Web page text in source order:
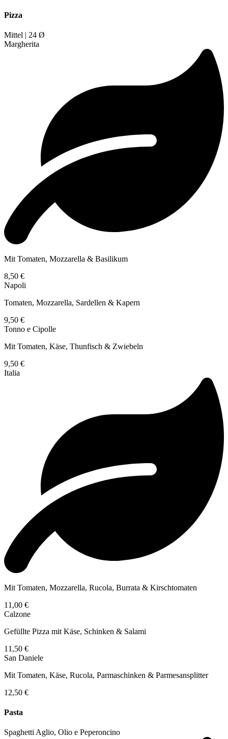
Pizza
Mittel | 24 Ø
Margherita
Mit Tomaten, Mozzarella & Basilikum
8,50 €
Napoli
Tomaten, Mozzarella, Sardellen & Kapern
9,50 €
Tonno e Cipolle
Mit Tomaten, Käse, Thunfisch & Zwiebeln
9,50 €
Italia
Mit Tomaten, Mozzarella, Rucola, Burrata & Kirschtomaten
11,00 €
Calzone
Gefüllte Pizza mit Käse, Schinken & Salami
11,50 €
San Daniele
Mit Tomaten, Käse, Rucola, Parmaschinken & Parmesansplitter
12,50 €
Pasta
Spaghetti Aglio, Olio e Peperoncino